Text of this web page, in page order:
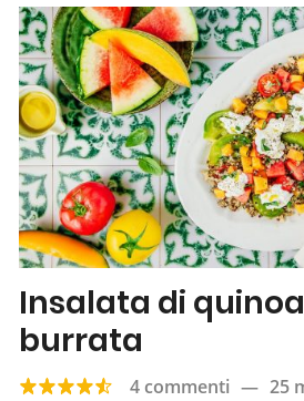
Insalata di
burrata
4 commenti — 25